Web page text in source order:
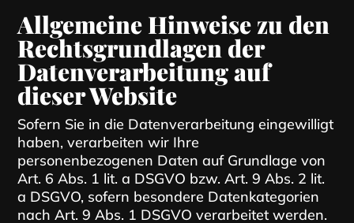
Allgemeine Hinweise zu den
Rechtsgrundlagen der
Datenverarbeitung auf
dieser Website
Sofern Sie in die Datenverarbeitung eingewilligt
haben, verarbeiten wir Ihre
personenbezogenen Daten auf Grundlage von
Art. 6 Abs. 1 lit. a DSGVO bzw. Art. 9 Abs. 2 lit.
a DSGVO, sofern besondere Datenkategorien
nach Art. 9 Abs. 1 DSGVO verarbeitet werden.